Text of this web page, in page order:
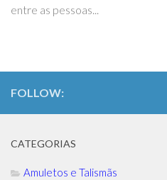
entre as pessoas...
FOLLOW:
CATEGORIAS
Amuletos e Talismãs